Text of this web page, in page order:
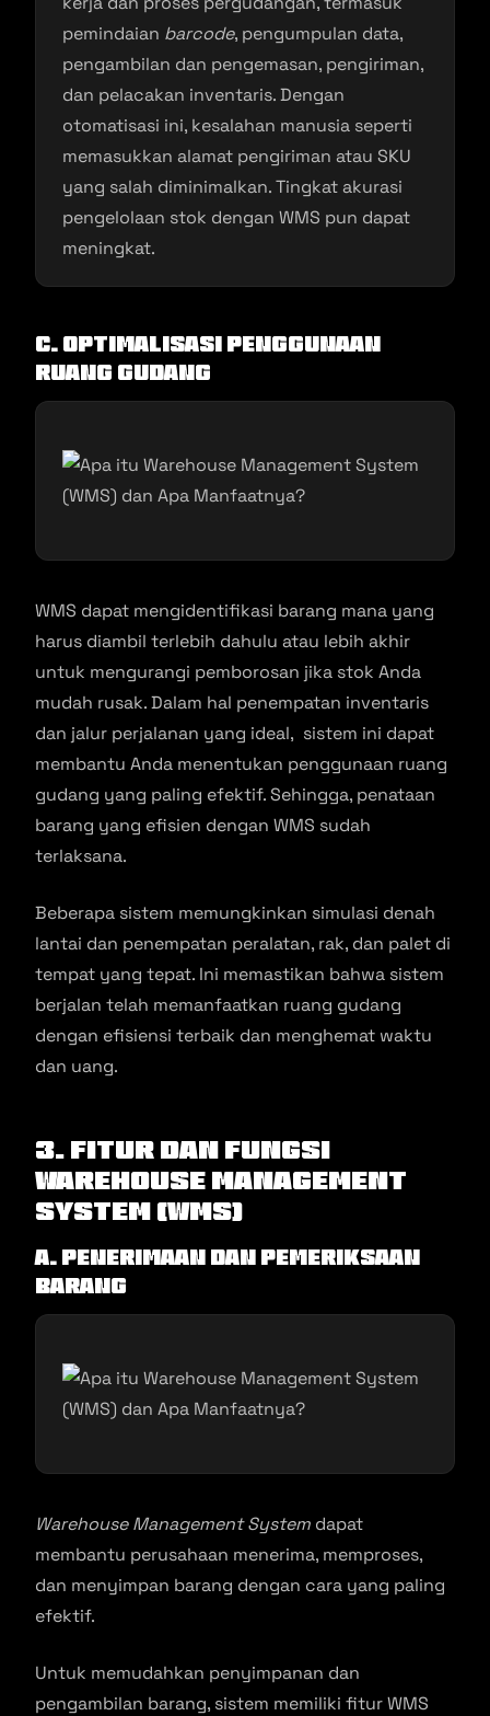
pemindaian barcode, pengumpulan data,
pengambilan dan pengemasan, pengiriman,
dan pelacakan inventaris. Dengan
otomatisasi ini, kesalahan manusia seperti
memasukkan alamat pengiriman atau SKU
yang salah diminimalkan. Tingkat akurasi
pengelolaan stok dengan WMS pun dapat
meningkat.
c. Optimalisasi Penggunaan
Ruang Gudang
WMS dapat mengidentifikasi barang mana yang
harus diambil terlebih dahulu atau lebih akhir
untuk mengurangi pemborosan jika stok Anda
mudah rusak. Dalam hal penempatan inventaris
dan jalur perjalanan yang ideal, sistem ini dapat
membantu Anda menentukan penggunaan ruang
gudang yang paling efektif. Sehingga, penataan
barang yang efisien dengan WMS sudah
terlaksana.
Beberapa sistem memungkinkan simulasi denah
lantai dan penempatan peralatan, rak, dan palet di
tempat yang tepat. Ini memastikan bahwa sistem
berjalan telah memanfaatkan ruang gudang
dengan efisiensi terbaik dan menghemat waktu
dan uang.
3. Fitur dan Fungsi
Warehouse Management
System (WMS)
a. Penerimaan dan Pemeriksaan
Barang
Warehouse Management System dapat
membantu perusahaan menerima, memproses,
dan menyimpan barang dengan cara yang paling
efektif.
Untuk memudahkan penyimpanan dan
pengambilan barang, sistem memiliki fitur WMS